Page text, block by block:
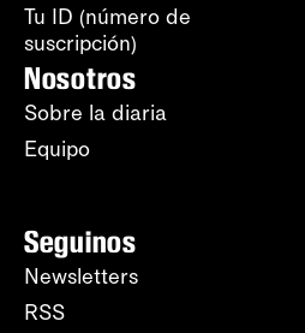
Tu ID (número de
suscripción)
Nosotros
Sobre la diaria
Equipo
Seguinos
Newsletters
RSS